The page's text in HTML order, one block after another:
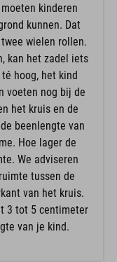
kinderen
kunnen. Dat
wielen rollen.
kan het zadel iets
hoog, het kind
voeten nog bij de
het kruis en de
beenlengte van
Hoe lager de
We adviseren
tussen de
van het kruis.
3 tot 5 centimeter
van je kind.